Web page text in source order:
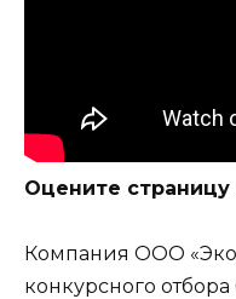
Оцените страницу
Компания ООО
конкурсного